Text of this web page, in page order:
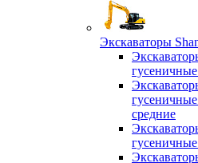
Экскаваторы
средние